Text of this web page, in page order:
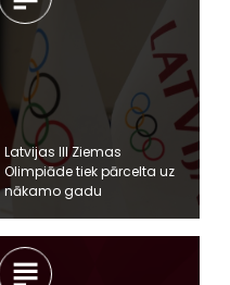
Latvijas III Ziemas
Olimpiāde tiek pārcelta uz
nākamo gadu